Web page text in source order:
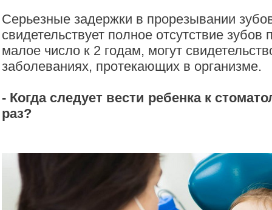
Серьезные задержки в прорезывании
свидетельствует полное отсутствие зубов
малое число к 2 годам, могут
заболеваниях, протекающих в организме.
- Когда следует вести ребенка к
раз?